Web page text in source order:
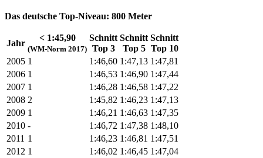
Das deutsche Top-Niveau: 800 Meter
Jahr
< 1:45,90
(WM-Norm 2017)
Schnitt
Top 3
Schnitt
Top 5
Schnitt
Top 10
2005 1 1:46,60 1:47,13 1:47,81
2006 1 1:46,53 1:46,90 1:47,44
2007 1 1:46,28 1:46,58 1:47,22
2008 2 1:45,82 1:46,23 1:47,13
2009 1 1:46,21 1:46,63 1:47,35
2010 - 1:46,72 1:47,38 1:48,10
2011 1 1:46,23 1:46,81 1:47,51
2012 1 1:46,02 1:46,45 1:47,04